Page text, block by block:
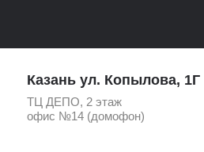
Казань ул. Копылова, 1Г
ТЦ ДЕПО, 2 этаж
офис №14 (домофон)